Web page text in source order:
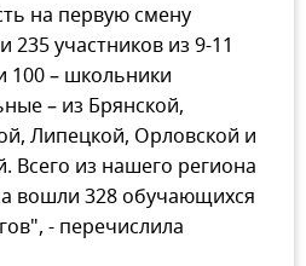
на первую смену
участников из 9-11
100 – школьники
– из Брянской,
Липецкой, Орловской и
Всего из нашего региона
вошли 328 обучающихся
- перечислила